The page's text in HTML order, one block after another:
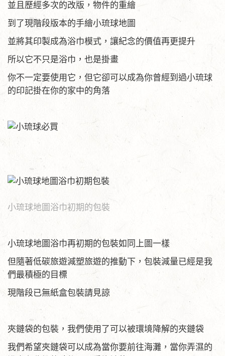
並且歷經多次的改版，物件的重繪
到了現階段版本的手繪小琉球地圖
並將其印製成為浴巾模式，讓紀念的價值再更提升
所以它不只是浴巾，也是掛畫
你不一定要使用它，但它卻可以成為你曾經到過小琉球
的印記掛在你的家中的角落
小琉球地圖浴巾初期的包裝
小琉球地圖浴巾再初期的包裝如同上圖一樣
但隨著低碳旅遊減塑旅遊的推動下，包裝減量已經是我
們最積極的目標
現階段已無紙盒包裝請見諒
夾鏈袋的包裝，我們使用了可以被環境降解的夾鏈袋
我們希望夾鏈袋可以成為當你要前往海灘，當你弄濕的